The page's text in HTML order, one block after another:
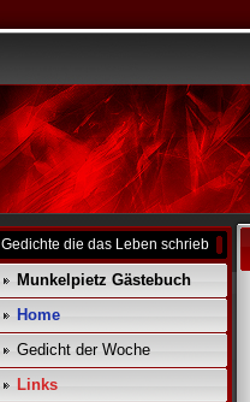
Gedichte die das Leben schrieb
Munkelpietz Gästebuch
Home
Gedicht der Woche
Links